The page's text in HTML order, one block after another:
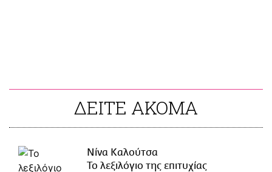
ΔΕΙΤΕ ΑΚΟΜΑ
Νίνα Καλούτσα
Το λεξιλόγιο της επιτυχίας